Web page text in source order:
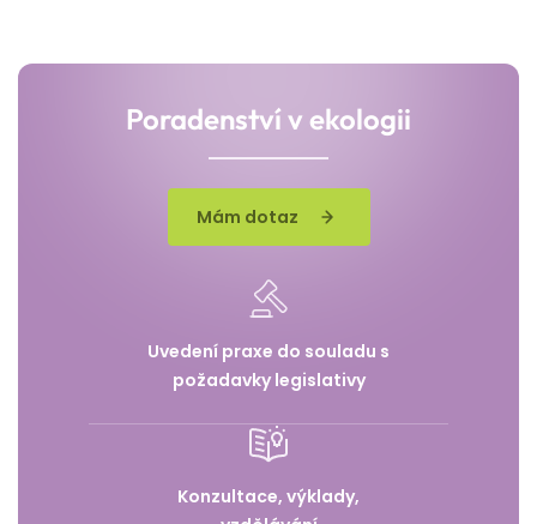
Poradenství v ekologii
Mám dotaz
Uvedení praxe do souladu s
požadavky legislativy
Konzultace, výklady,